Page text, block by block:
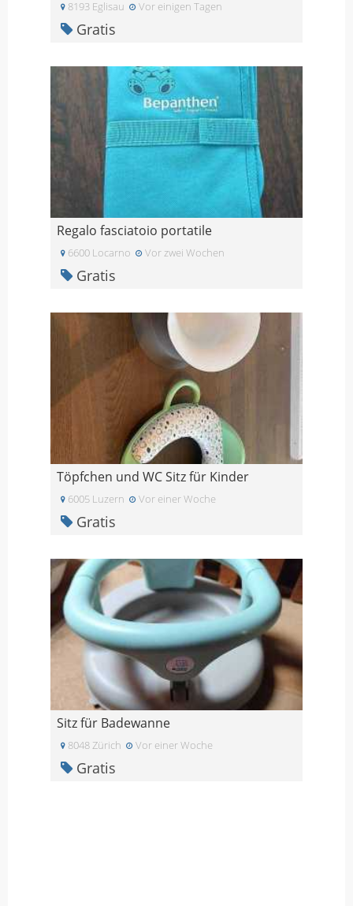
8193 Eglisau Vor einigen Tagen
Gratis
Regalo fasciatoio portatile
6600 Locarno Vor zwei Wochen
Gratis
Töpfchen und WC Sitz für Kinder
6005 Luzern Vor einer Woche
Gratis
Sitz für Badewanne
8048 Zürich Vor einer Woche
Gratis